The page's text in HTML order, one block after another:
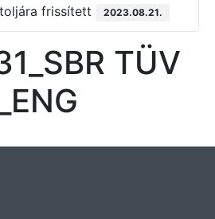
frissített 2023.08.21.
TÜV